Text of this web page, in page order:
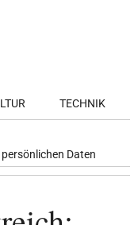
TECHNIK
Daten